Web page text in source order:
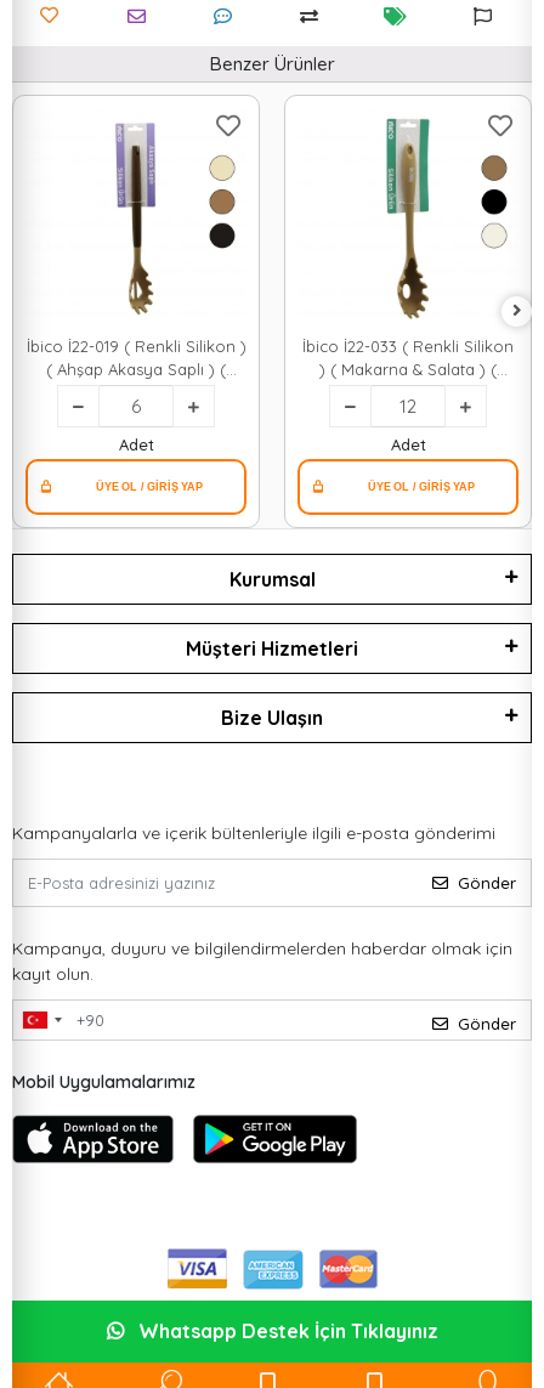
Benzer Ürünler
İbico İ22-019 ( Renkli Silikon )
( Ahşap Akasya Saplı ) (
Makarna & Salata ) ( Servis )
Kaşık ( 30cm )*6x24
Adet
İbico İ22-033 ( Renkli Silikon
) ( Makarna & Salata ) (
Servis ) Kaşık ( Silikon Saplı )
( 28cm )*12x6
Adet
Kurumsal
Müşteri Hizmetleri
Bize Ulaşın
Kampanyalarla ve içerik bültenleriyle ilgili e-posta gönderimi
Gönder
Kampanya, duyuru ve bilgilendirmelerden haberdar olmak için
kayıt olun.
Gönder
Mobil Uygulamalarımız
Whatsapp Destek İçin Tıklayınız